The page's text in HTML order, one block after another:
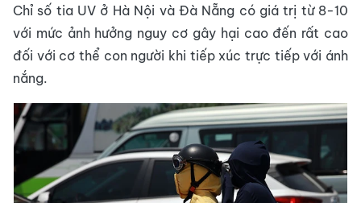
Chỉ số tia UV ở Hà Nội và Đà Nẵng có giá trị từ 8-10
với mức ảnh hưởng nguy cơ gây hại cao đến rất cao
đối với cơ thể con người khi tiếp xúc trực tiếp với ánh
nắng.